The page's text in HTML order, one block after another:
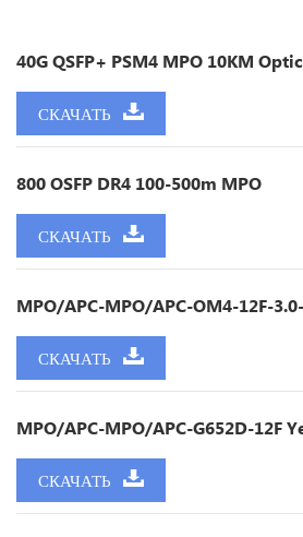
40G QSFP+ PSM4 MPO 10KM
СКАЧАТЬ
800 OSFP DR4 100-500m MPO
СКАЧАТЬ
MPO/APC-MPO/APC-OM4-12F-
СКАЧАТЬ
MPO/APC-MPO/APC-G652D-12F
СКАЧАТЬ